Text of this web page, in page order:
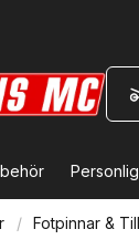
Fotpinnar &